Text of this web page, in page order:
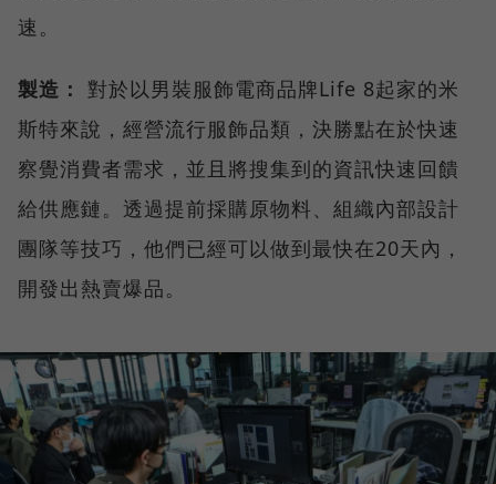
速。
製造：
對於以男裝服飾電商品牌Life 8起家的米
斯特來說，經營流行服飾品類，決勝點在於快速
察覺消費者需求，並且將搜集到的資訊快速回饋
給供應鏈。透過提前採購原物料、組織內部設計
團隊等技巧，他們已經可以做到最快在20天內，
開發出熱賣爆品。